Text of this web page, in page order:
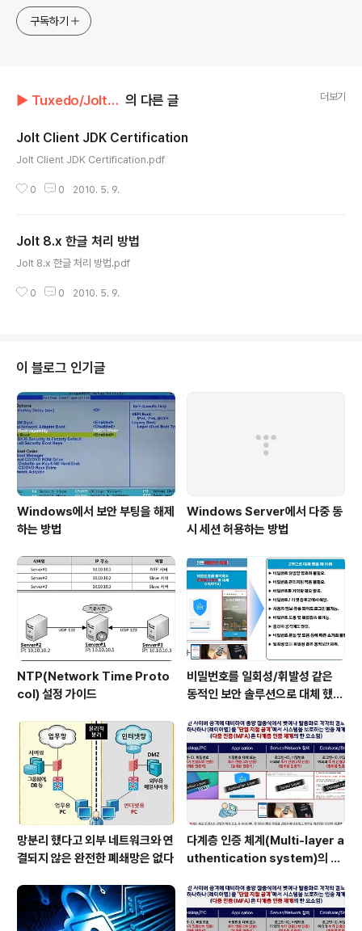
구독하기
▶ Tuxedo/Jolt 자료 의 다른 글 더보기
Jolt Client JDK Certification
Jolt Client JDK Certification.pdf
0 0 2010. 5. 9.
Jolt 8.x 한글 처리 방법
Jolt 8.x 한글 처리 방법.pdf
0 0 2010. 5. 9.
이 블로그 인기글
Windows에서 보안 부팅을 해제
하는 방법
Windows Server에서 다중 동
시 세션 허용하는 방법
NTP(Network Time Proto
col) 설정 가이드
비밀번호를 일회성/휘발성 같은
동적인 보안 솔루션으로 대체 했을
망분리 했다고 외부 네트워크와 연
결되지 않은 완전한 폐쇄망은 없다
다계층 인증 체계(Multi-layer a
uthentication system)의 특